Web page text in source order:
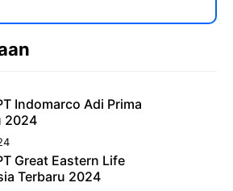
Indomarco Adi Prima
2024
Great Eastern Life
Terbaru 2024